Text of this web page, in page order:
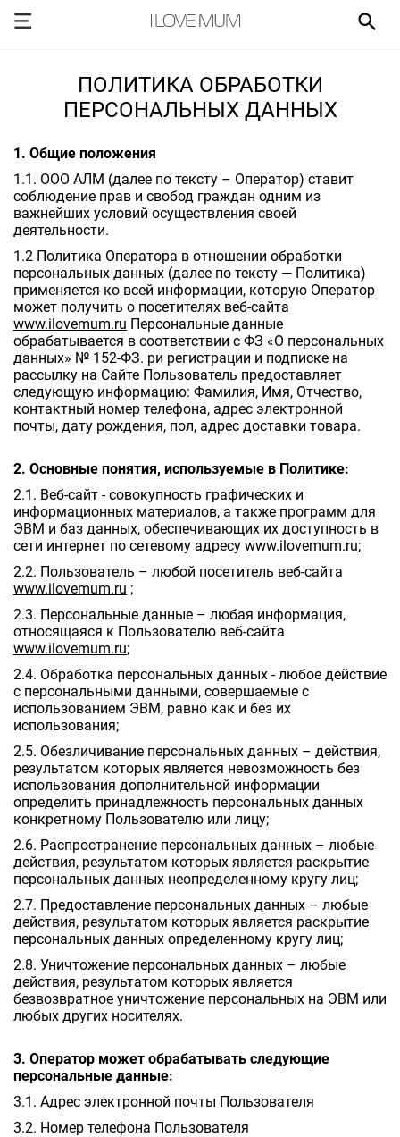
ПОЛИТИКА ОБРАБОТКИ
ПЕРСОНАЛЬНЫХ ДАННЫХ
1. Общие положения
1.1. ООО АЛМ (далее по тексту – Оператор) ставит
соблюдение прав и свобод граждан одним из
важнейших условий осуществления своей
деятельности.
1.2 Политика Оператора в отношении обработки
персональных данных (далее по тексту — Политика)
применяется ко всей информации, которую Оператор
может получить о посетителях веб-сайта
www.ilovemum.ru Персональные данные
обрабатывается в соответствии с ФЗ «О персональных
данных» № 152-ФЗ. ри регистрации и подписке на
рассылку на Сайте Пользователь предоставляет
следующую информацию: Фамилия, Имя, Отчество,
контактный номер телефона, адрес электронной
почты, дату рождения, пол, адрес доставки товара.
2. Основные понятия, используемые в Политике:
2.1. Веб-сайт - совокупность графических и
информационных материалов, а также программ для
ЭВМ и баз данных, обеспечивающих их доступность в
сети интернет по сетевому адресу www.ilovemum.ru;
2.2. Пользователь – любой посетитель веб-сайта
www.ilovemum.ru ;
2.3. Персональные данные – любая информация,
относящаяся к Пользователю веб-сайта
www.ilovemum.ru;
2.4. Обработка персональных данных - любое действие
с персональными данными, совершаемые с
использованием ЭВМ, равно как и без их
использования;
2.5. Обезличивание персональных данных – действия,
результатом которых является невозможность без
использования дополнительной информации
определить принадлежность персональных данных
конкретному Пользователю или лицу;
2.6. Распространение персональных данных – любые
действия, результатом которых является раскрытие
персональных данных неопределенному кругу лиц;
2.7. Предоставление персональных данных – любые
действия, результатом которых является раскрытие
персональных данных определенному кругу лиц;
2.8. Уничтожение персональных данных – любые
действия, результатом которых является
безвозвратное уничтожение персональных на ЭВМ или
любых других носителях.
3. Оператор может обрабатывать следующие
персональные данные:
3.1. Адрес электронной почты Пользователя
3.2. Номер телефона Пользователя